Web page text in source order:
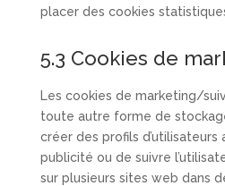
placer des cookies
5.3 Cookies de
Les cookies de marketing/
toute autre forme de
créer des profils d’utilisateurs
publicité ou de suivre
sur plusieurs sites web dans